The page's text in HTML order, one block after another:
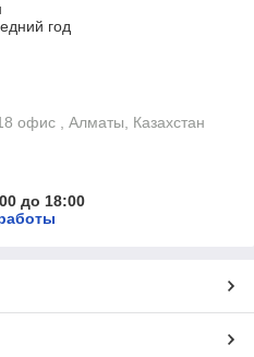
год
офис , Алматы, Казахстан
до 18:00